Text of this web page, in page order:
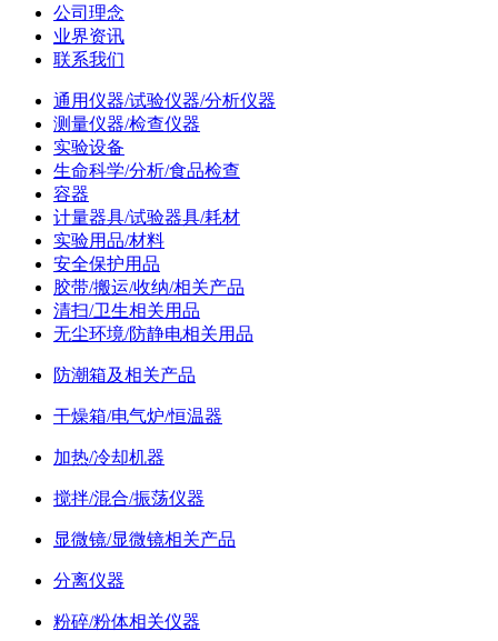
公司理念
业界资讯
联系我们
通用仪器/试验仪器/分析仪器
测量仪器/检查仪器
实验设备
生命科学/分析/食品检查
容器
计量器具/试验器具/耗材
实验用品/材料
安全保护用品
胶带/搬运/收纳/相关产品
清扫/卫生相关用品
无尘环境/防静电相关用品
防潮箱及相关产品
干燥箱/电气炉/恒温器
加热/冷却机器
搅拌/混合/振荡仪器
显微镜/显微镜相关产品
分离仪器
粉碎/粉体相关仪器